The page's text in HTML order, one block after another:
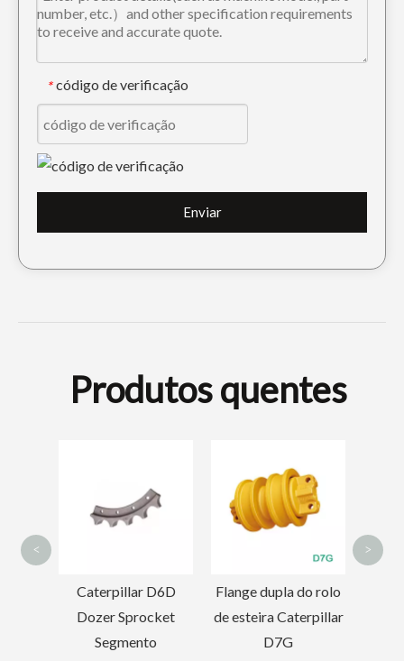
* código de verificação
Enviar
Produtos quentes
D6D
Sprocket
Flange dupla do rolo
de esteira Caterpillar
trilha das peças
sobressalentes da
escavadeira
< >